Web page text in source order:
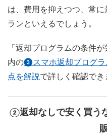
は、費用を抑えつつ、常
ランといえるでしょう。
「返却プログラムの条件
内の❸スマホ返却プログラ
点を解説で詳しく確認でき
②返却なしで安く買う